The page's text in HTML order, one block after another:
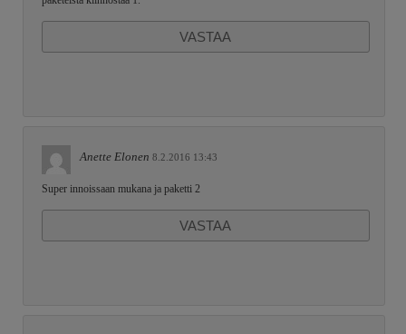
VASTAA
Anette Elonen 8.2.2016 13:43
Super innoissaan mukana ja paketti 2
VASTAA